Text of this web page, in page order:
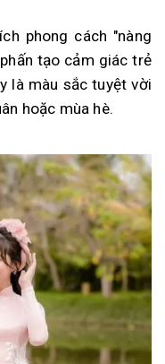
phong cách "nàng
tạo cảm giác trẻ
là màu sắc tuyệt vời
hoặc mùa hè.